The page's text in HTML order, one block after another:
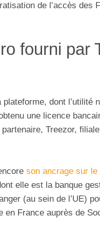
de l’accès des
fourni par
plateforme, dont
une licence
Treezor,
son ancrage sur
elle est la banque
(au sein de l’UE)
en France auprès de